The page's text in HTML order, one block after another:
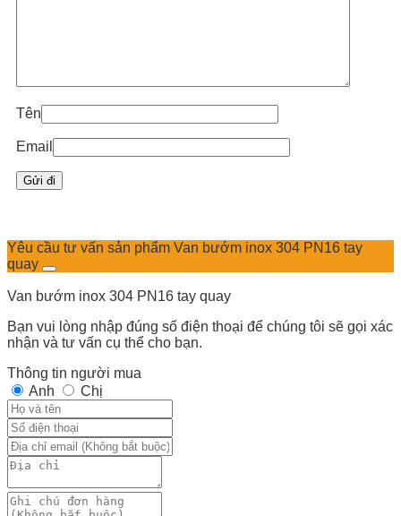
Tên
Email
Yêu cầu tư vấn sản phẩm Van bướm inox 304 PN16 tay
quay
Van bướm inox 304 PN16 tay quay
Bạn vui lòng nhập đúng số điện thoại để chúng tôi sẽ gọi xác
nhận và tư vấn cụ thể cho bạn.
Thông tin người mua
Anh
Chị